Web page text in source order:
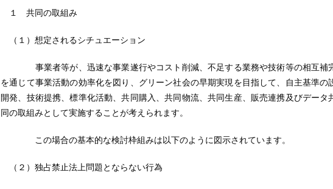
１ 共同の取組み
（１）想定されるシチュエーション
事業者等が、迅速な事業遂行やコスト削減、不足する業務や技術等の相互補
を通じて事業活動の効率化を図り、グリーン社会の早期実現を目指して、自主基準の
開発、技術提携、標準化活動、共同購入、共同物流、共同生産、販売連携及びデータ
同の取組みとして実施することが考えられます。
この場合の基本的な検討枠組みは以下のように図示されています。
（２）独占禁止法上問題とならない行為